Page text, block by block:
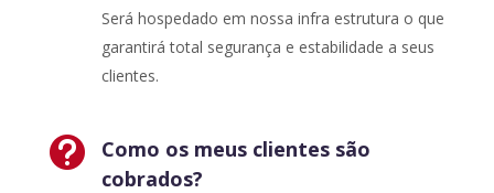
Será hospedado em nossa infra estrutura o que
garantirá total segurança e estabilidade a seus
clientes.

Como os meus clientes são
cobrados?